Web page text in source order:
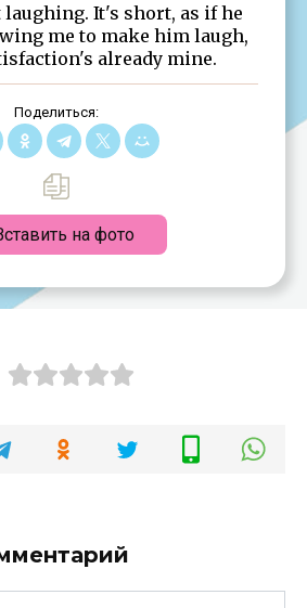
laughing. It's short, as if he
me to make him laugh,
already mine.
Поделиться:
на фото